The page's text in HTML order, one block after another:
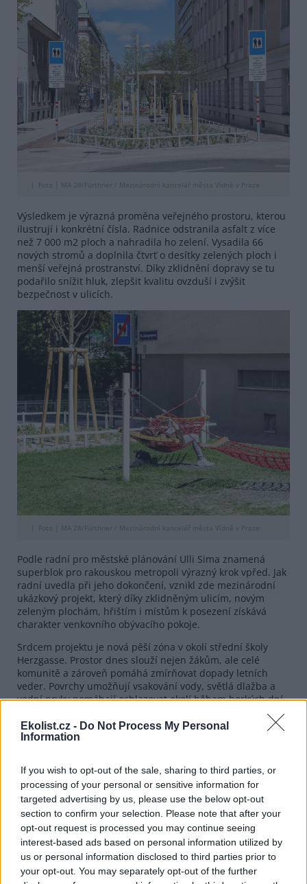
Ekolist.cz - Do Not Process My Personal
Information
If you wish to opt-out of the sale, sharing to third parties, or
processing of your personal or sensitive information for
targeted advertising by us, please use the below opt-out
section to confirm your selection. Please note that after your
opt-out request is processed you may continue seeing
interest-based ads based on personal information utilized by
us or personal information disclosed to third parties prior to
your opt-out. You may separately opt-out of the further
Foto | MA 28/Fürthner / Mezinárodní kancelář města Vídně v Praze
Výsledkem je výrazná proměna veřejného prostoru, kterou
ilustrují i konkrétní čísla. Radnice odstranila asfalt z více
než 7 000 m2 ploch a nahradila ho zelení. Vysadila 66
nových stromů a doplnila čtvrť o desítky zelených ploch i
menší veřejná prostranství. Díky zklidnění dopravy se tu
podařilo snížit hluk, zlepšit kvalitu ovzduší i zvýšit
bezpečnost v ulicích.
Foto | MA 28/Fürthner / Mezinárodní kancelář města Vídně v Praze
Podle radní pro městské plánování Ulli Sima znamená
superblok pro rakouskou metropoli výrazný krok vpřed. Jak
radní uvedla při jeho dokončení, vznikl zde mezinárodní
ukázkový projekt, který díky zklidněným ulicím, novým
zeleným plochám, hřištím i místům k posezení získává
charakter venkovního obývacího pokoje.
Srdcem projektu je nová pěší zóna v okolí střední školy
Herzgasse. Prostor dnes slouží nejen žákům, ale celé
komunitě a zároveň pomáhá zmírňovat dopady letních
veder. Povrchy umožňují vsakování vody, světlá dlažba a
vodní prvky pomáhají ochlazovat okolí během horkých dní.
Design prostoru doplňuje zemitě červená cihlová dlažba,
která odkazuje na místní cihlářskou tradici a navozuje
atmosféru klidného vnitrobloku.